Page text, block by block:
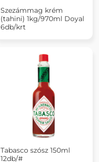
Szezámmag krém
(tahini) 1kg/970ml Doyal
6db/krt
Tabasco szósz 150ml
12db/#